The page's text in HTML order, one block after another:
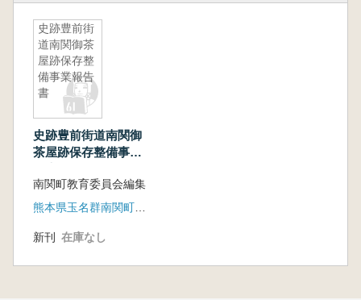
史跡豊前街
道南関御茶
屋跡保存整
備事業報告
書
史跡豊前街道南関御
茶屋跡保存整備事業
南関町教育委員会編集
熊本県玉名群南関町教育委員会
新刊 在庫なし